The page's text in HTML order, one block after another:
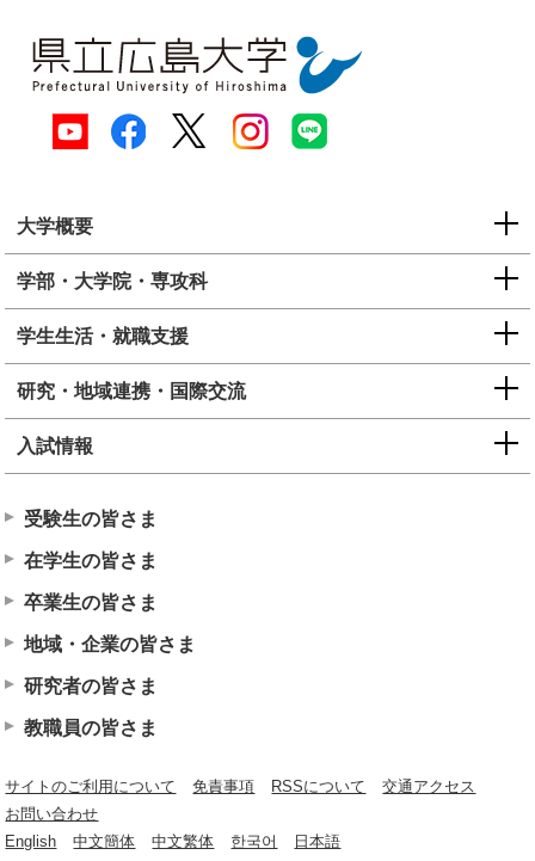
大学概要
学部・大学院・専攻科
学生生活・就職支援
研究・地域連携・国際交流
入試情報
受験生の皆さま
在学生の皆さま
卒業生の皆さま
地域・企業の皆さま
研究者の皆さま
教職員の皆さま
サイトのご利用について 免責事項 RSSについて
交通アクセス
お問い合わせ
English
中文簡体 中文繁体 한국어 日本語